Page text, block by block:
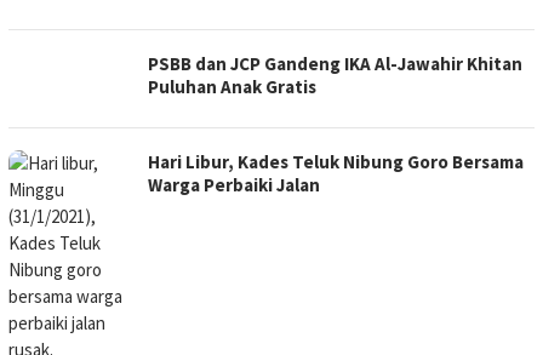
PSBB dan JCP Gandeng IKA Al-Jawahir Khitan
Puluhan Anak Gratis
Hari Libur, Kades Teluk Nibung Goro Bersama
Warga Perbaiki Jalan